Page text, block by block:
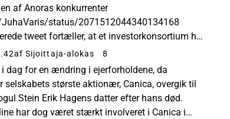
af Anoras konkurrenter
status/2071512044340134168
tweet fortæller, at et investorkonsortium har
købstilbud på Viva Wine Group med en
af Sijoittaja-alokas 8
dag for en ændring i ejerforholdene, da
selskabets største aktionær, Canica, overgik til
Stein Erik Hagens datter efter hans død.
har dog været stærkt involveret i Canica i